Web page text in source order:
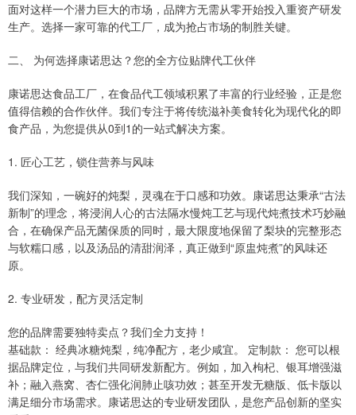
面对这样一个潜力巨大的市场，品牌方无需从零开始投入重资产研发
生产。选择一家可靠的代工厂，成为抢占市场的制胜关键。
二、 为何选择康诺思达？您的全方位贴牌代工伙伴
康诺思达食品工厂，在食品代工领域积累了丰富的行业经验，正是您
值得信赖的合作伙伴。我们专注于将传统滋补美食转化为现代化的即
食产品，为您提供从0到1的一站式解决方案。
1. 匠心工艺，锁住营养与风味
我们深知，一碗好的炖梨，灵魂在于口感和功效。康诺思达秉承“古法
新制”的理念，将浸润人心的古法隔水慢炖工艺与现代炖煮技术巧妙融
合，在确保产品无菌保质的同时，最大限度地保留了梨块的完整形态
与软糯口感，以及汤品的清甜润泽，真正做到“原盅炖煮”的风味还
原。
2. 专业研发，配方灵活定制
您的品牌需要独特卖点？我们全力支持！
基础款： 经典冰糖炖梨，纯净配方，老少咸宜。 定制款： 您可以根
据品牌定位，与我们共同研发新配方。例如，加入枸杞、银耳增强滋
补；融入燕窝、杏仁强化润肺止咳功效；甚至开发无糖版、低卡版以
满足细分市场需求。康诺思达的专业研发团队，是您产品创新的坚实